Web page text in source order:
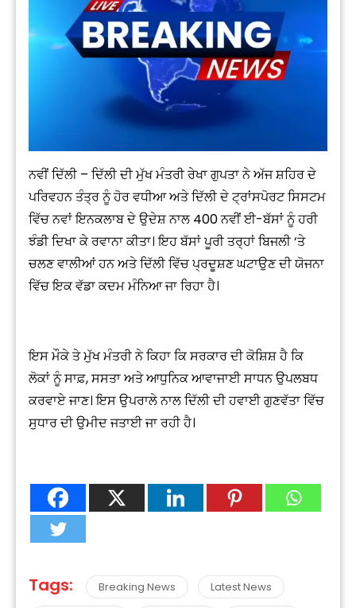
ਨਵੀਂ ਦਿੱਲੀ – ਦਿੱਲੀ ਦੀ ਮੁੱਖ ਮੰਤਰੀ ਰੇਖਾ ਗੁਪਤਾ ਨੇ ਅੱਜ ਸ਼ਹਿਰ ਦੇ
ਪਰਿਵਹਨ ਤੰਤ੍ਰ ਨੂੰ ਹੋਰ ਵਧੀਆ ਅਤੇ ਦਿੱਲੀ ਦੇ ਟ੍ਰਾਂਸਪੋਰਟ ਸਿਸਟਮ
ਵਿੱਚ ਨਵਾਂ ਇਨਕਲਾਬ ਦੇ ਉਦੇਸ਼ ਨਾਲ 400 ਨਵੀਂ ਈ-ਬੱਸਾਂ ਨੂੰ ਹਰੀ
ਝੰਡੀ ਦਿਖਾ ਕੇ ਰਵਾਨਾ ਕੀਤਾ। ਇਹ ਬੱਸਾਂ ਪੂਰੀ ਤਰ੍ਹਾਂ ਬਿਜਲੀ ‘ਤੇ
ਚਲਣ ਵਾਲੀਆਂ ਹਨ ਅਤੇ ਦਿੱਲੀ ਵਿੱਚ ਪ੍ਰਦੂਸ਼ਣ ਘਟਾਉਣ ਦੀ ਯੋਜਨਾ
ਵਿੱਚ ਇਕ ਵੱਡਾ ਕਦਮ ਮੰਨਿਆ ਜਾ ਰਿਹਾ ਹੈ।
ਇਸ ਮੌਕੇ ਤੇ ਮੁੱਖ ਮੰਤਰੀ ਨੇ ਕਿਹਾ ਕਿ ਸਰਕਾਰ ਦੀ ਕੋਸ਼ਿਸ਼ ਹੈ ਕਿ
ਲੋਕਾਂ ਨੂੰ ਸਾਫ਼, ਸਸਤਾ ਅਤੇ ਆਧੁਨਿਕ ਆਵਾਜਾਈ ਸਾਧਨ ਉਪਲਬਧ
ਕਰਵਾਏ ਜਾਣ। ਇਸ ਉਪਰਾਲੇ ਨਾਲ ਦਿੱਲੀ ਦੀ ਹਵਾਈ ਗੁਣਵੱਤਾ ਵਿੱਚ
ਸੁਧਾਰ ਦੀ ਉਮੀਦ ਜਤਾਈ ਜਾ ਰਹੀ ਹੈ।
Tags: Breaking News
Latest News